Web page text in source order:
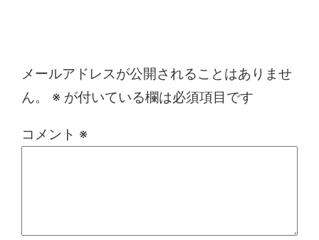
メールアドレスが公開されることはありませ
ん。
※ が付いている欄は必須項目です
コメント ※